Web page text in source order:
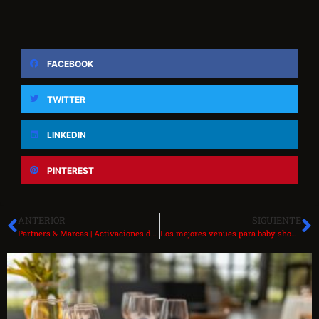
FACEBOOK
TWITTER
LINKEDIN
PINTEREST
ANTERIOR
Partners & Marcas | Activaciones de marca con Trend México 2026
SIGUIENTE
Los mejores venues para baby shower en CDMX 2026